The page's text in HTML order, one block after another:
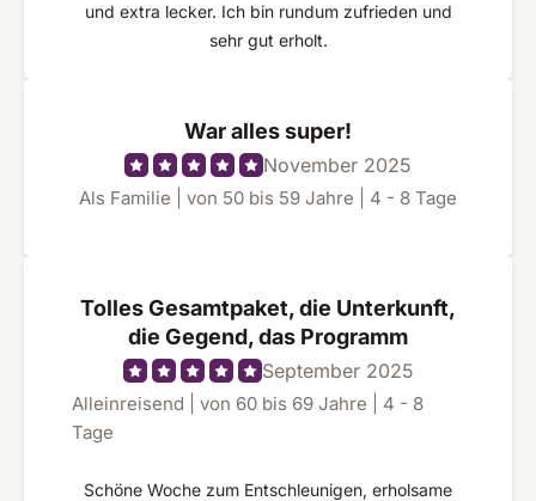
und extra lecker. Ich bin rundum zufrieden und
sehr gut erholt.
War alles super!
November 2025
Als Familie | von 50 bis 59 Jahre | 4 - 8 Tage
Tolles Gesamtpaket, die Unterkunft,
die Gegend, das Programm
September 2025
Alleinreisend | von 60 bis 69 Jahre | 4 - 8
Tage
Schöne Woche zum Entschleunigen, erholsame